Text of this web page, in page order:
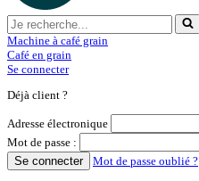
Machine à café grain
Café en grain
Se connecter
Déjà client ?
Adresse électronique
Mot de passe :
Se connecter
Mot de passe oublié ?